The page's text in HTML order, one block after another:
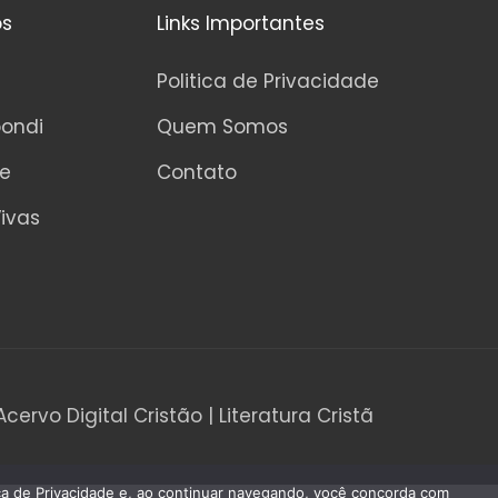
Links Importantes
Politica de Privacidade
Quem Somos
Contato
Digital Cristão | Literatura Cristã
de Privacidade e, ao continuar navegando, você concorda com